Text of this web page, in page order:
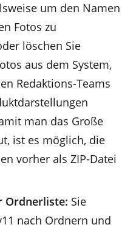
um den Namen
Fotos zu
löschen Sie
aus dem System,
Redaktions-Teams
man das Große
ist es möglich, die
vorher als ZIP-Datei
Ordnerliste: Sie
nach Ordnern und